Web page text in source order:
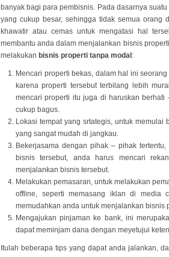
banyak bagi para pembisnis. Pada dasarnya
yang cukup besar, sehingga tidak semua orang
khawatir atau cemas untuk mengatasi hal
membantu anda dalam menjalankan bisnis
melakukan bisnis properti tanpa modal :
Mencari properti bekas, dalam hal ini
karena properti tersebut terbilang lebih
mencari properti itu juga di haruskan
cukup bagus.
Lokasi tempat yang srtategis, untuk
yang sangat mudah di jangkau.
Bekerjasama dengan pihak – pihak
bisnis tersebut, anda harus mencari
menjalankan bisnis tersebut.
Melakukan pemasaran, untuk melakukan
offline, seperti memasang iklan di media
memudahkan anda untuk menjalankan
Mengajukan pinjaman ke bank, ini
dapat meminjam dana dengan meyetujui
Itulah beberapa tips yang dapat anda jalankan,